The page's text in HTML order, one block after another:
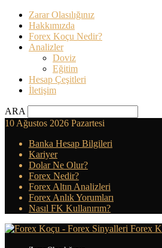
Zarar Olasılığınız
Hakkımızda
Forex Koçu Nedir?
Analizler
Doviz
Eğitim
Hesap Çeşitleri
İletişim
ARA
10 Ağustos 2026 Pazartesi
Banka Hesap Bilgileri
Kariyer
Dolar Ne Olur?
Forex Nedir?
Forex Altın Analizleri
Forex Anlık Yorumları
Nasıl FK Kullanırım?
Forex